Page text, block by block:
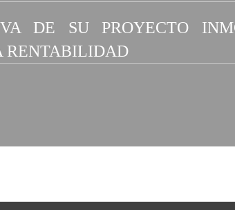
DE SU PROYECTO
RENTABILIDAD